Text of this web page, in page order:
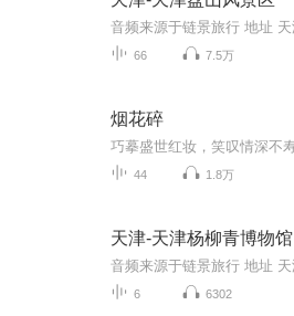
66 7.5万
烟花碎
44 1.8万
天津-天津杨柳青博物馆
6 6302